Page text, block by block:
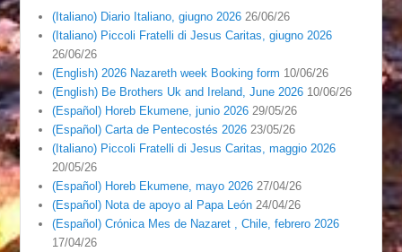
(Italiano) Diario Italiano, giugno 2026 26/06/26
(Italiano) Piccoli Fratelli di Jesus Caritas, giugno 2026
26/06/26
(English) 2026 Nazareth week Booking form 10/06/26
(English) Be Brothers Uk and Ireland, June 2026 10/06/26
(Español) Horeb Ekumene, junio 2026 29/05/26
(Español) Carta de Pentecostés 2026 23/05/26
(Italiano) Piccoli Fratelli di Jesus Caritas, maggio 2026
20/05/26
(Español) Horeb Ekumene, mayo 2026 27/04/26
(Español) Nota de apoyo al Papa León 24/04/26
(Español) Crónica Mes de Nazaret , Chile, febrero 2026
17/04/26